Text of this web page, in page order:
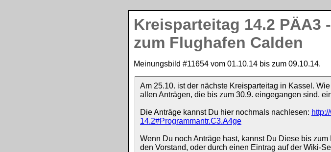
Kreisparteitag 14.2
zum Flughafen Calden
Meinungsbild #11654 vom 01.10.14 bis zum 09.10.14.
Am 25.10. ist der nächste Kreisparteitag in Kassel.
allen Anträgen, die bis zum 30.9. eingegangen sind,
Die Anträge kannst Du hier nochmals nachlesen:
14.2#Programmantr.C3.A4ge
Wenn Du noch Anträge hast, kannst Du Diese bis
den Vorstand, oder durch einen Eintrag auf der Wiki-